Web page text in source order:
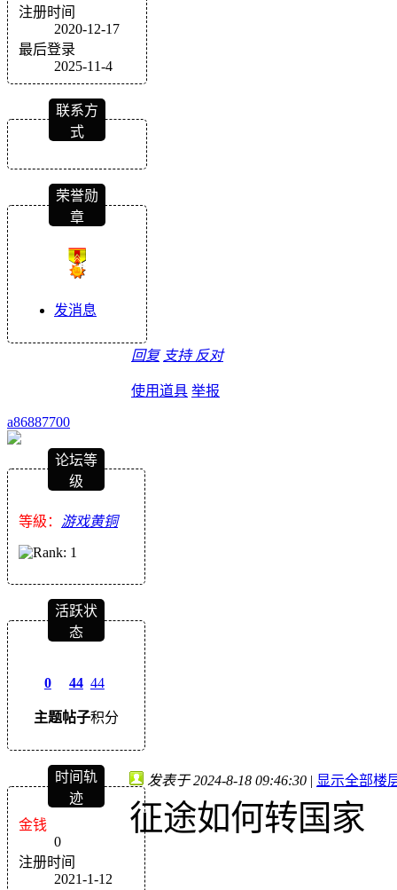
注册时间
2020-12-17
最后登录
2025-11-4
联系方
式
荣誉勋
章
发消息
回复 支持 反对
使用道具 举报
a86887700
论坛等
级
等級： 游戏黄铜
活跃状
态
0
主题
44
帖子
44
积分
时间轨
迹
金钱
0
注册时间
2021-1-12
发表于 2024-8-18 09:46:30 | 显示全部楼
征途如何转国家